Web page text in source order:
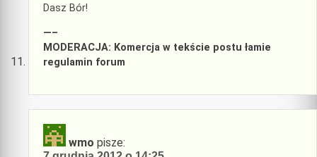
Dasz Bór!
—–
MODERACJA: Komercja w tekście postu łamie
regulamin forum
wmo pisze: